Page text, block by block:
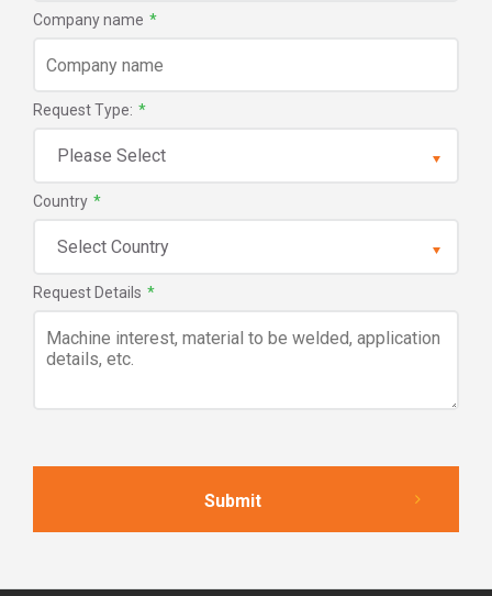
Company name *
Request Type: *
Country *
Request Details *